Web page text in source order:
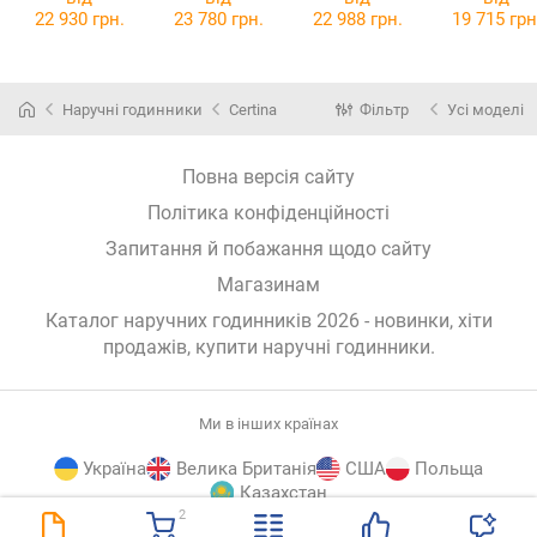
2
22 930 грн.
23 780 грн.
22 988 грн.
19 715
Наручні годинники Certina Фільтр Усі моделі
Повна версія сайту
Політика конфіденційності
Запитання й побажання щодо сайту
Магазинам
Каталог наручних годинників 2026 - новинки, хіти
продажів, купити наручні годинники.
Ми в інших країнах
Україна Велика Британія США
Польща
Казахстан